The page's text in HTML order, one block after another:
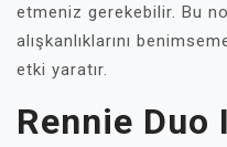
etmeniz gerekebilir. Bu
alışkanlıklarını
etki yaratır.
Rennie Duo